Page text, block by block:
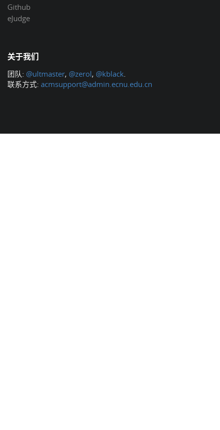
Github
eJudge
关于我们
团队: @ultmaster, @zerol, @kblack
联系方式: acmsupport@admin.ecnu.edu.cn